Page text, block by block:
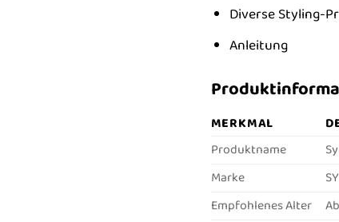
Diverse Styling-
Anleitung
MERKMAL
Produktname
Marke
Empfohlenes Alter